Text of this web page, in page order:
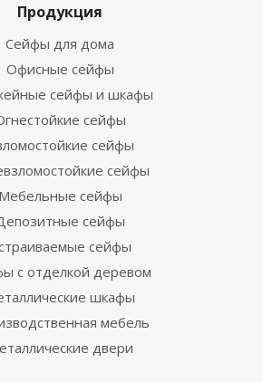
Продукция
Сейфы для дома
Офисные сейфы
сейфы и шкафы
сейфы
сейфы
сейфы
Мебельные сейфы
сейфы
сейфы
с отделкой деревом
шкафы
мебель
двери